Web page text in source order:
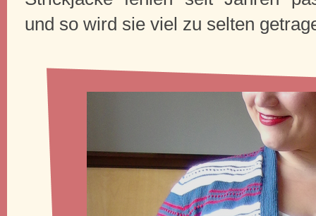
und so wird sie viel zu selten